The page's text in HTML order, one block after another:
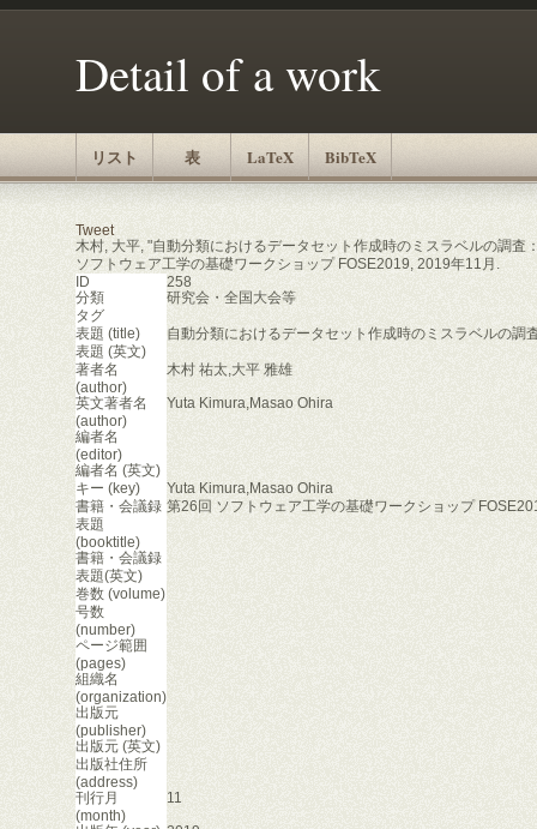
Detail of a work
リスト 表 LaTeX BibTeX
Tweet
木村, 大平, "自動分類におけるデータセット作成時のミスラベルの調査
ソフトウェア工学の基礎ワークショップ FOSE2019, 2019年11月.
ID
258
分類
研究会・全国大会等
タグ
表題 (title)
自動分類におけるデータセット作成時のミスラベルの調
表題 (英文)
著者名
(author)
木村 祐太,大平 雅雄
英文著者名
(author)
Yuta Kimura,Masao Ohira
編者名
(editor)
編者名 (英文)
キー (key)
Yuta Kimura,Masao Ohira
書籍・会議録
表題
(booktitle)
第26回 ソフトウェア工学の基礎ワークショップ
書籍・会議録
表題(英文)
巻数 (volume)
号数
(number)
ページ範囲
(pages)
組織名
(organization)
出版元
(publisher)
出版元 (英文)
出版社住所
(address)
刊行月
(month)
11